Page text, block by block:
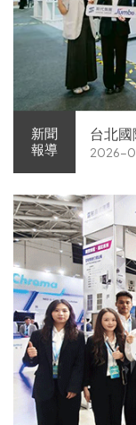
新聞
報導
台北
展現AI
2026-